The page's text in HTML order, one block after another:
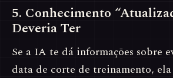
5. Conhecimento
Deveria Ter
Se a IA te dá informações sobre
data de corte de treinamento,